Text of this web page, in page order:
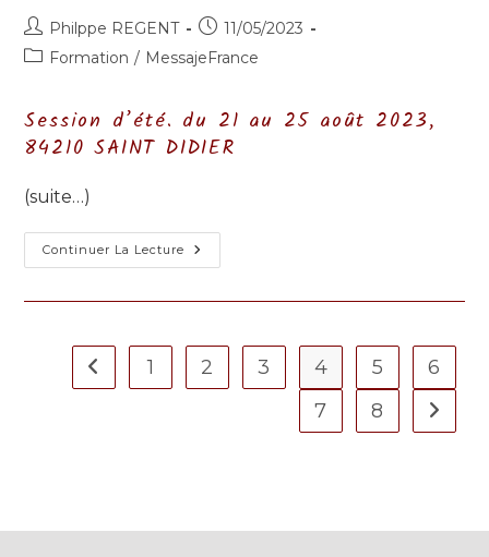
Auteur/autrice
de
Philppe REGENT
Publication
publiée :
11/05/2023
PostFormation / MessajeFrance
Session d’été. du 21 au 25 août 2023,
84210 SAINT DIDIER
(suite…)
Continuer La Lecture Qui
Nous
Voir
?
Go to the previous page
1 2 3 4 5
6
7
8 Aller à